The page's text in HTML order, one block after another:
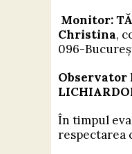
Monitor:
Christina,
096-
Observator
În timpul
respectarea